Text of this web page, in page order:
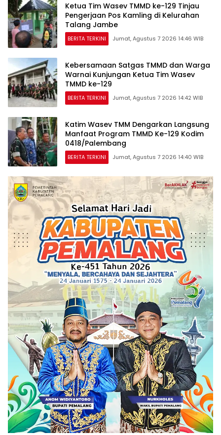
Ketua Tim Wasev TMMD ke-129 Tinjau
Pengerjaan Pos Kamling di Kelurahan
Talang Jambe
BERITA TERKINI Jumat, Agustus 7 2026 14:46 WIB
Kebersamaan Satgas TMMD dan Warga
Warnai Kunjungan Ketua Tim Wasev
TMMD ke-129
BERITA TERKINI Jumat, Agustus 7 2026 14:42 WIB
Katim Wasev TMM Dengarkan Langsung
Manfaat Program TMMD Ke-129 Kodim
0418/Palembang
BERITA TERKINI Jumat, Agustus 7 2026 14:40 WIB